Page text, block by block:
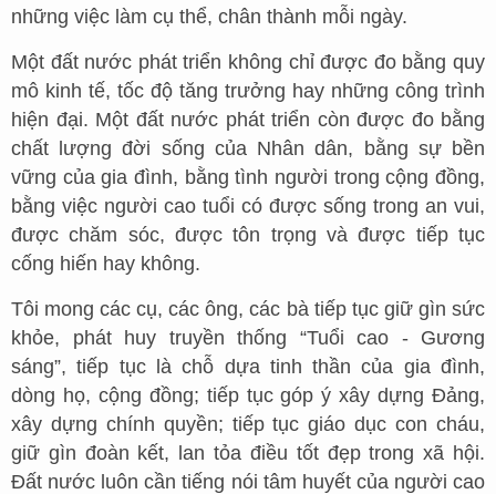
những việc làm cụ thể, chân thành mỗi ngày.
Một đất nước phát triển không chỉ được đo bằng quy
mô kinh tế, tốc độ tăng trưởng hay những công trình
hiện đại. Một đất nước phát triển còn được đo bằng
chất lượng đời sống của Nhân dân, bằng sự bền
vững của gia đình, bằng tình người trong cộng đồng,
bằng việc người cao tuổi có được sống trong an vui,
được chăm sóc, được tôn trọng và được tiếp tục
cống hiến hay không.
Tôi mong các cụ, các ông, các bà tiếp tục giữ gìn sức
khỏe, phát huy truyền thống “Tuổi cao - Gương
sáng”, tiếp tục là chỗ dựa tinh thần của gia đình,
dòng họ, cộng đồng; tiếp tục góp ý xây dựng Đảng,
xây dựng chính quyền; tiếp tục giáo dục con cháu,
giữ gìn đoàn kết, lan tỏa điều tốt đẹp trong xã hội.
Đất nước luôn cần tiếng nói tâm huyết của người cao